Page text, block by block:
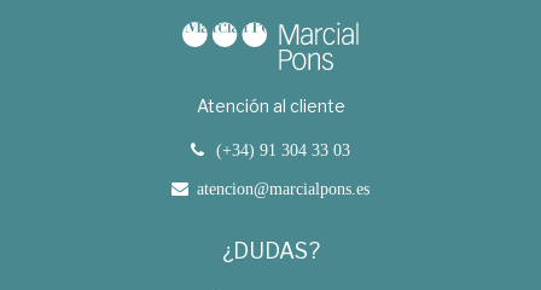
Atención al cliente
(+34) 91 304 33 03
atencion@marcialpons.es
¿DUDAS?